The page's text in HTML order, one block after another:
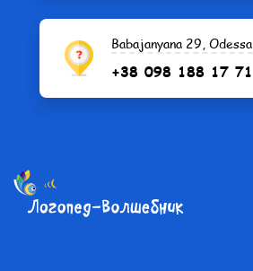
Babajanyana 29, Odessa
+38 098 188 17 71